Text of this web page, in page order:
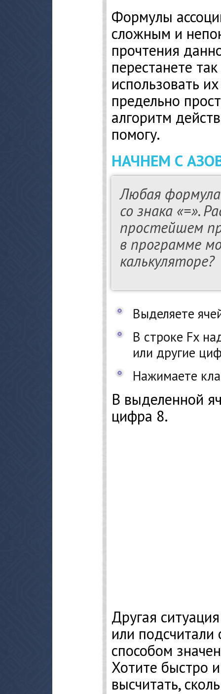
Формулы
сложным и
прочтения
перестанете
использовать
предельно
алгоритм
помогу.
НАЧНЕМ С
Любая
со знака «=».
простейшем
в программе
калькуляторе?
Выделяете
В строке Fx
или другие
Нажимаете
В выделенной
цифра 8.
Другая
или
способом
Хотите быстро
высчитать,